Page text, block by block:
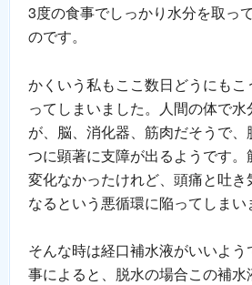
3度の食事でしっかり水分を取っ
のです。
かくいう私もここ数日どうにも
ってしまいました。人間の体で
が、脳、消化器、筋肉だそうで
つに顕著に支障が出るようです。
変化なかったけれど、頭痛と吐き
なるという悪循環に陥ってしまい
そんな時は経口補水液がいいよ
事によると、脱水の場合この補